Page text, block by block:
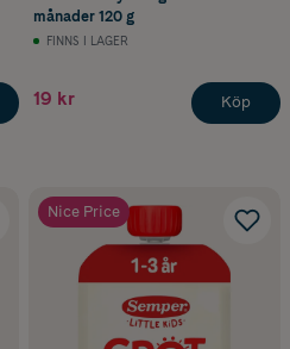
månader 120 g
FINNS I LAGER
19 kr Köp
Nice Price